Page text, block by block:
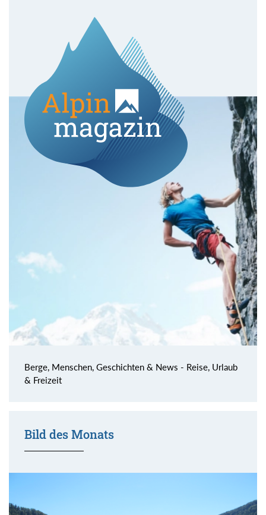
Berge, Menschen, Geschichten & News - Reise, Urlaub
& Freizeit
Bild des Monats